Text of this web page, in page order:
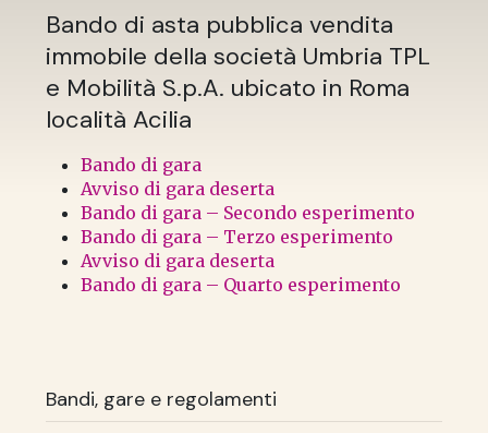
Bando di asta pubblica vendita
immobile della società Umbria TPL
e Mobilità S.p.A. ubicato in Roma
località Acilia
Bando di gara
Avviso di gara deserta
Bando di gara – Secondo esperimento
Bando di gara – Terzo esperimento
Avviso di gara deserta
Bando di gara – Quarto esperimento
Bandi, gare e regolamenti